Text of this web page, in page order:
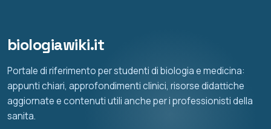
biologiawiki.it
Portale di riferimento per studenti di biologia e medicina:
appunti chiari, approfondimenti clinici, risorse didattiche
aggiornate e contenuti utili anche per i professionisti della
sanita.